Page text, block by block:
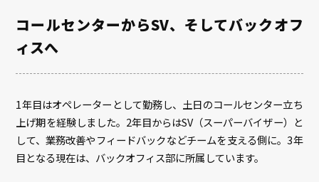
コールセンターからSV、そしてバックオフ
ィスへ
1年目はオペレーターとして勤務し、土日のコールセンター立ち
上げ期を経験しました。2年目からはSV（スーパーバイザー）と
して、業務改善やフィードバックなどチームを支える側に。3年
目となる現在は、バックオフィス部に所属しています。